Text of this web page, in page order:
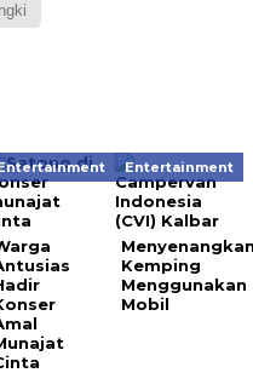
Entertainment
Kemping
Menggunakan
Mobil